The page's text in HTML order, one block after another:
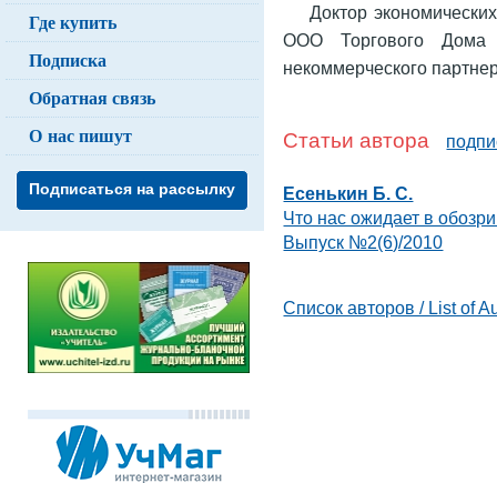
Доктор
ООО Торгового Дома
некоммерческого
Статьи автора
Есенькин Б. С.
Что нас ожидает в
Выпуск №2(6)/2010
Список авторов / List of
Где купить
Подписка
Обратная связь
О нас пишут
Подписаться на рассылку